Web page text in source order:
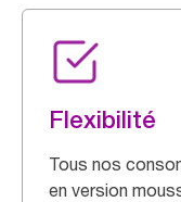
Flexibilité
Tous nos
en version